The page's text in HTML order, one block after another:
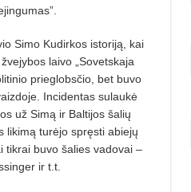
Simo Kudirkos istoriją, kai
laivo „Sovetskaja
prieglobsčio, bet buvo
Incidentas sulaukė
už Simą ir Baltijos šalių
likimą turėjo spręsti abiejų
tikrai buvo šalies vadovai –
ir t.t.